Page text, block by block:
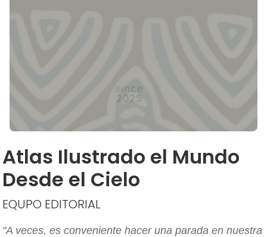
Atlas Ilustrado el Mundo
Desde el Cielo
EQUPO EDITORIAL
"A veces, es conveniente hacer una parada en nuestra